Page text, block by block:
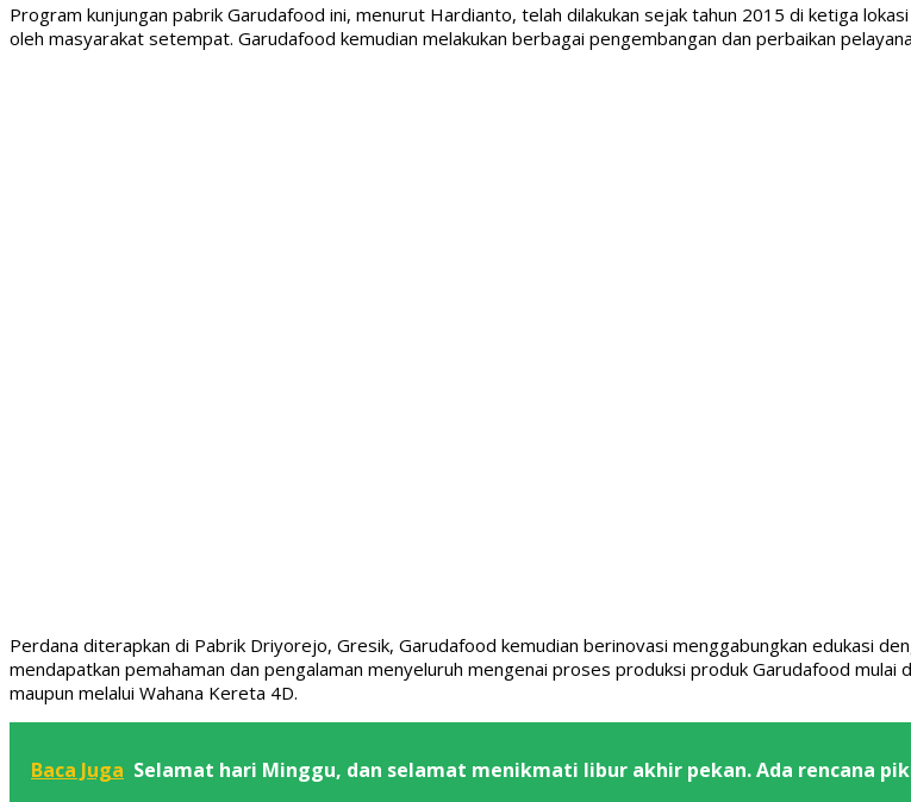
Program kunjungan pabrik Garudafood ini, menurut Hardianto, telah dilakukan sejak tahun 2015 di ketiga
oleh masyarakat setempat. Garudafood kemudian melakukan berbagai pengembangan dan perbaikan
Perdana diterapkan di Pabrik Driyorejo, Gresik, Garudafood kemudian berinovasi menggabungkan edukasi
mendapatkan pemahaman dan pengalaman menyeluruh mengenai proses produksi produk Garudafood
maupun melalui Wahana Kereta 4D.
Baca Juga Selamat hari Minggu, dan selamat menikmati libur akhir pekan. Ada rencana